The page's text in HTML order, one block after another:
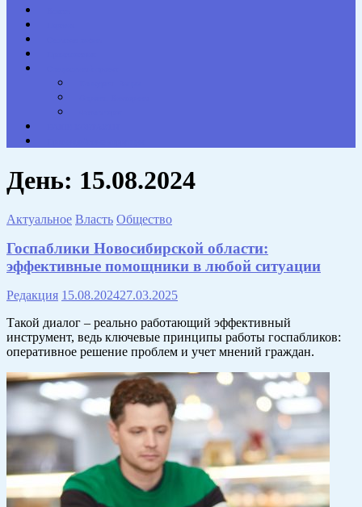
День: 15.08.2024
Актуальное Власть Общество
Госпаблики Новосибирской области:
эффективные помощники в любой ситуации
Редакция 15.08.202427.03.2025
Такой диалог – реально работающий эффективный
инструмент, ведь ключевые принципы работы госпабликов:
оперативное решение проблем и учет мнений граждан.